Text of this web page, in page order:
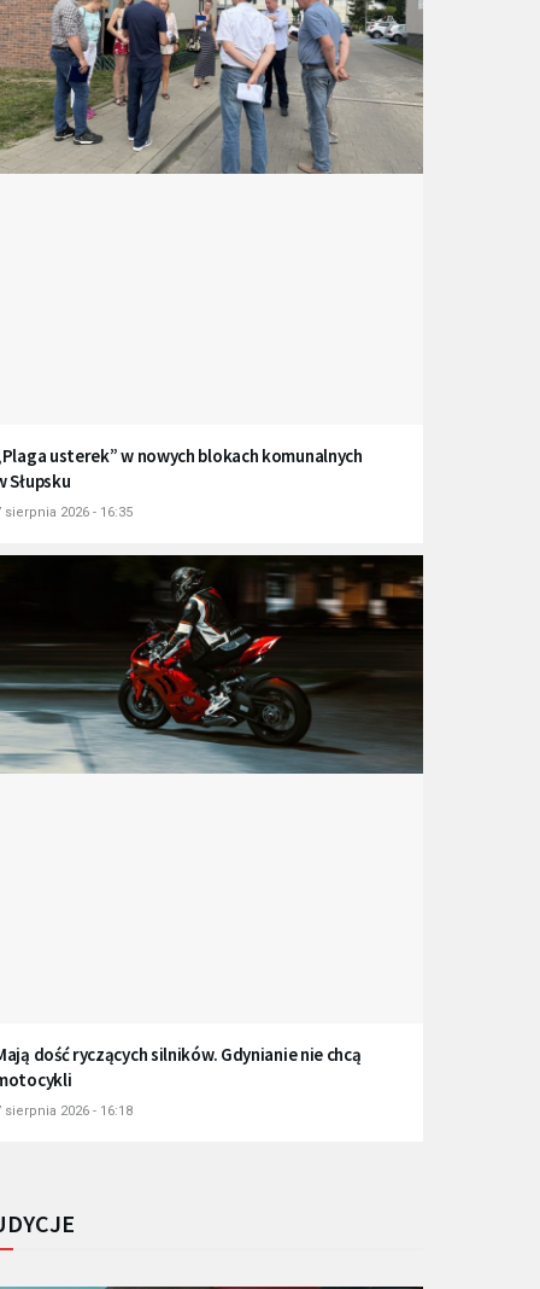
usterek” w nowych blokach komunalnych
Słupsku
sierpnia 2026 - 16:35
dość ryczących silników. Gdynianie nie chcą
sierpnia 2026 - 16:18